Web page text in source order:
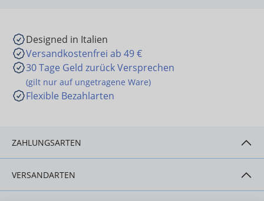
Designed in Italien
Versandkostenfrei ab 49 €
30 Tage Geld zurück Versprechen
(gilt nur auf ungetragene Ware)
Flexible Bezahlarten
ZAHLUNGSARTEN
VERSANDARTEN